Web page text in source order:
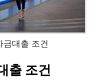
금대출 조건
출 조건